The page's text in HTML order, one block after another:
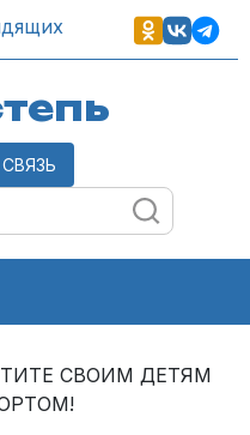
СВОИМ ДЕТЯМ